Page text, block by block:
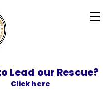
Lead our Rescue?
Click here